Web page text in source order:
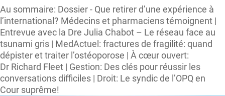
Au sommaire: Dossier - Que retirer d’une expérience à
l’international? Médecins et pharmaciens témoignent |
Entrevue avec la Dre Julia Chabot – Le réseau face au
tsunami gris | MedActuel: fractures de fragilité: quand
dépister et traiter l’ostéoporose | À cœur ouvert:
Dr Richard Fleet | Gestion: Des clés pour réussir les
conversations difficiles | Droit: Le syndic de l’OPQ en
Cour suprême!